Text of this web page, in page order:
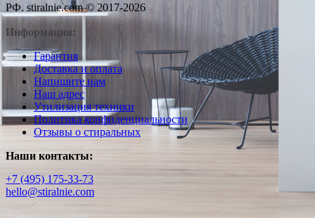
РФ. stiralnie.com © 2017-2026
Информация:
Гарантия
Доставка и оплата
Напишите нам
Наш адрес
Утилизация техники
Политика конфиденциальности
Отзывы о стиральных
Наши контакты:
+7 (495) 175-33-73
hello@stiralnie.com